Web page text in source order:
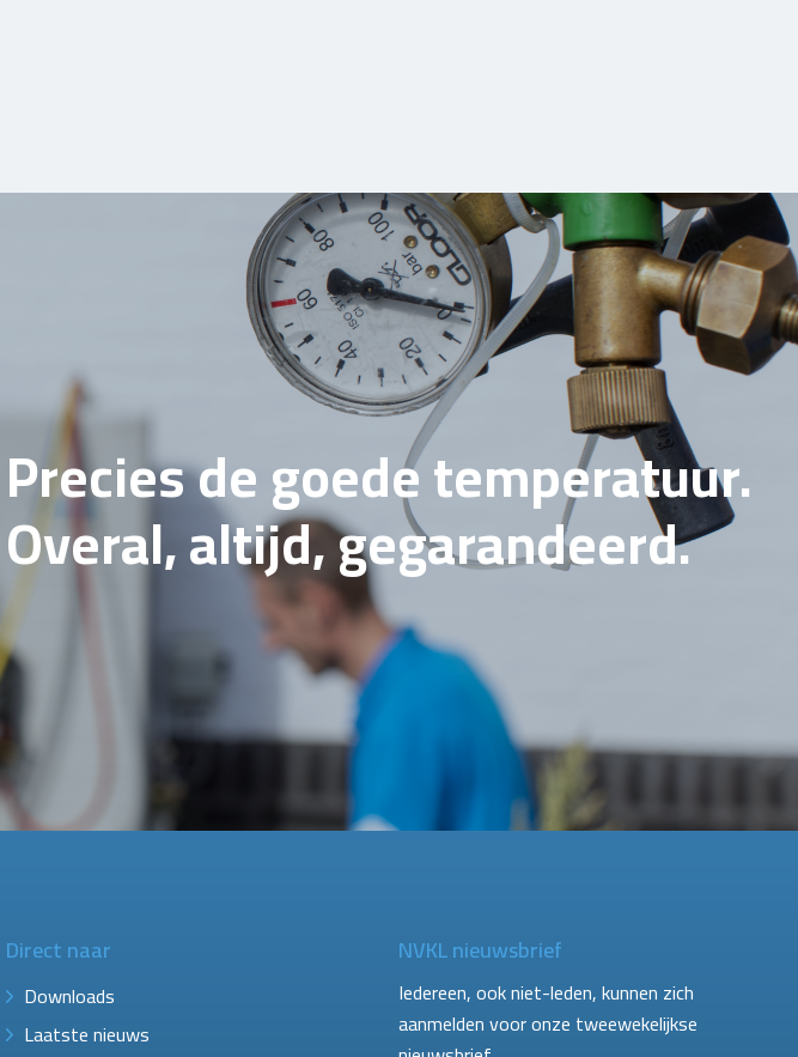
Precies de goede temperatuur.
Overal, altijd, gegarandeerd.
Direct naar
Downloads
Laatste nieuws
NVKL nieuwsbrief
Iedereen, ook niet-leden, kunnen zich
aanmelden voor onze tweewekelijkse